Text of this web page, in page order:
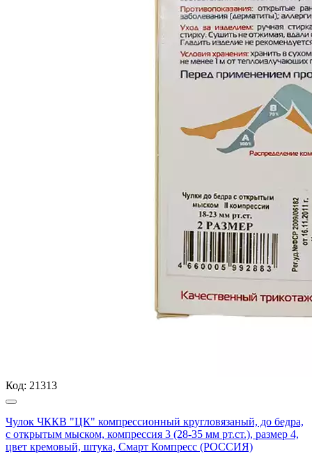
Код: 21313
Чулок ЧККВ "ЦК" компрессионный кругловязаный, до бедра,
с открытым мыском, компрессия 3 (28-35 мм рт.ст.), размер 4,
цвет кремовый, штука, Смарт Компресс (РОССИЯ)